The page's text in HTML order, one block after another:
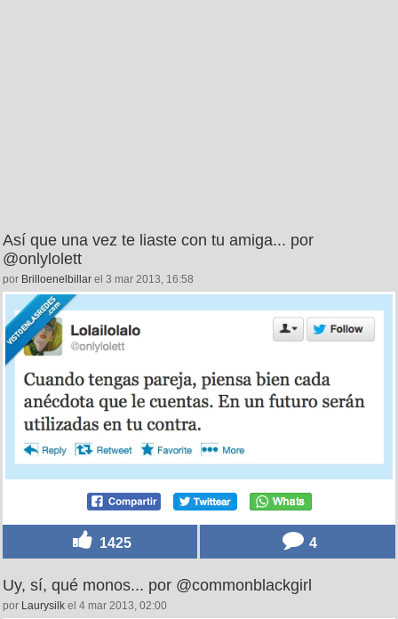
Así que una vez te liaste con tu amiga... por
@onlylolett
por Brilloenelbillar el 3 mar 2013, 16:58
1425 4
Uy, sí, qué monos... por @commonblackgirl
por Laurysilk el 4 mar 2013, 02:00